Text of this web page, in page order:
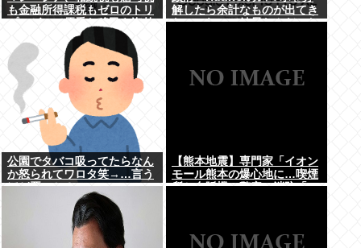
も金融所得課税もゼロのトリ
プルゼロで優秀な移民を海外
から集めてしまう…
解したら余計なものが出てき
た」これって結局なんだった
公園でタバコ吸ってたらなん
か怒られてワロタ笑→…言う
ほど悪いか？
【熊本地震】専門家「イオン
モール熊本の爆心地に…喫煙
所と自販機」警察・消防「」